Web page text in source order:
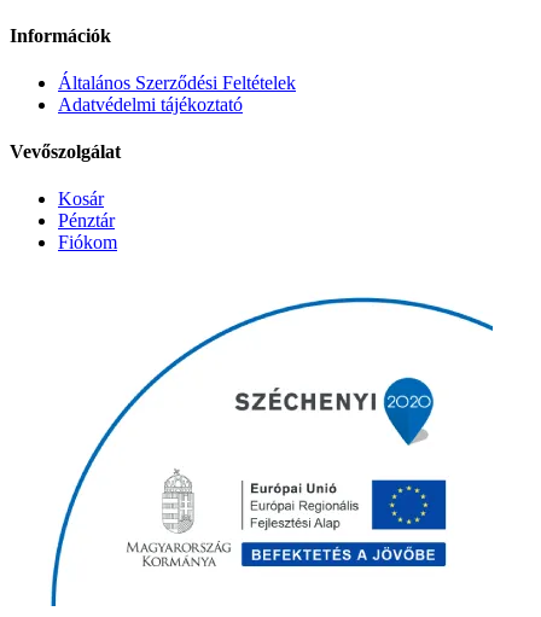
Információk
Általános Szerződési Feltételek
Adatvédelmi tájékoztató
Vevőszolgálat
Kosár
Pénztár
Fiókom